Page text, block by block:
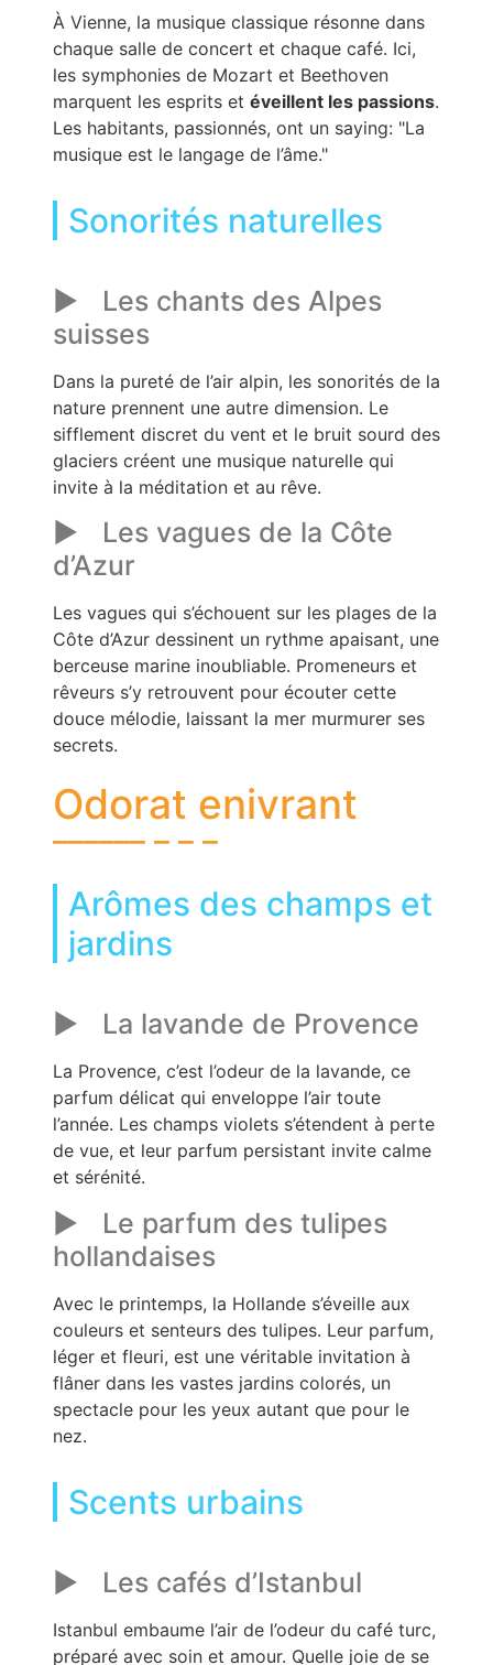
À Vienne, la musique classique résonne dans
chaque salle de concert et chaque café. Ici,
les symphonies de Mozart et Beethoven
marquent les esprits et éveillent les passions.
Les habitants, passionnés, ont un saying:
La
musique est le langage de l’âme.
Sonorités naturelles
Les chants des Alpes
suisses
Dans la pureté de l’air alpin, les sonorités de la
nature prennent une autre dimension. Le
sifflement discret du vent et le bruit sourd des
glaciers créent une musique naturelle qui
invite à la méditation et au rêve.
Les vagues de la Côte
d’Azur
Les vagues qui s’échouent sur les plages de la
Côte d’Azur dessinent un rythme apaisant, une
berceuse marine inoubliable. Promeneurs et
rêveurs s’y retrouvent pour écouter cette
douce mélodie, laissant la mer murmurer ses
secrets.
Odorat enivrant
Arômes des champs et
jardins
La lavande de Provence
La Provence, c’est l’odeur de la lavande, ce
parfum délicat qui enveloppe l’air toute
l’année. Les champs violets s’étendent à perte
de vue, et leur parfum persistant invite calme
et sérénité.
Le parfum des tulipes
hollandaises
Avec le printemps, la Hollande s’éveille aux
couleurs et senteurs des tulipes. Leur parfum,
léger et fleuri, est une véritable invitation à
flâner dans les vastes jardins colorés, un
spectacle pour les yeux autant que pour le
nez.
Scents urbains
Les cafés d’Istanbul
Istanbul embaume l’air de l’odeur du café turc,
préparé avec soin et amour. Quelle joie de se